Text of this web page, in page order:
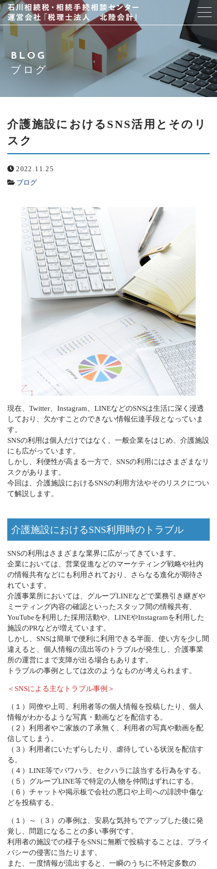
当事務所について
スタッフ紹介
アクセス
よくある質問
ブログ
グループ会社
CONTACT
滞りなく相続手続きを終えるために
メールでの受付
お問い合わせフォーム
24時間受付中
お電話での受付
0120-279-409
受付時間 平日 8：30～17：30
土日・祝日対応可（要予約）
BLOG
ブログ
介護施設におけるSNS活用とそのリ
スク
2022.11.25
ブログ
現在、Twitter、Instagram、LINEなどのSNSは生活に深く浸透
しており、欠かすことのできない情報伝達手段となっていま
す。
SNSの利用は個人だけではなく、一般企業をはじめ、介護施設
にも広がっています。
しかし、利便性が高まる一方で、SNSの利用にはさまざまなリ
スクがあります。
今回は、介護施設におけるSNSの利用方法やそのリスクについ
て解説します。
介護施設におけるSNS利用時のトラブル
SNSの利用はさまざまな業界に広がってきています。
企業においては、営業促進などのマーケティング戦略や社内
の情報共有などにも利用されており、さらなる進化が期待さ
れています。
介護事業所においては、グループLINEなどで業務引き継ぎや
ミーティング内容の確認といったスタッフ間の情報共有、
YouTubeを利用した採用活動や、LINEやInstagramを利用した
施設のPRなどが増えています。
しかし、SNSは簡単で便利に利用できる半面、使い方を少し間
違えると、個人情報の流出等のトラブルが発生し、介護事業
所の運営にまで支障が出る場合もあります。
トラブルの事例としては次のようなものが考えられます。
＜SNSによる主なトラブル事例＞
（１）同僚や上司、利用者等の個人情報を投稿したり、個人
情報がわかるような写真・動画などを配信する。
（２）利用者やご家族の了承無く、利用者の写真や動画を配
信してしまう。
（３）利用者にいたずらしたり、虐待している状況を配信す
る。
（４）LINE等でパワハラ、セクハラに該当する行為をする。
（５）グループLINE等で特定の人物を仲間はずれにする。
（６）チャットや掲示板で会社の悪口や上司への誹謗中傷な
どを投稿する。
（１）～（３）の事例は、安易な気持ちでアップした後に発
覚し、問題になることの多い事例です。
利用者の施設での様子をSNSに無断で投稿することは、プライ
バシーの侵害に当たります。
また、一度情報が流出すると、一瞬のうちに不特定多数の